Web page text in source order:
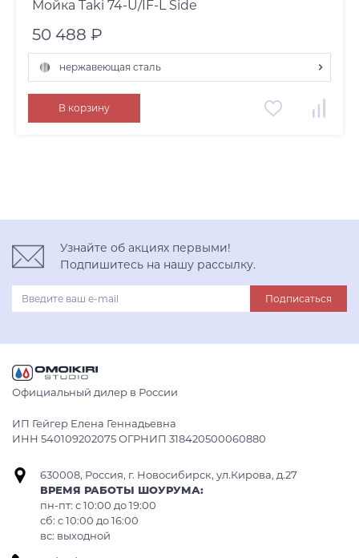
Мойка Taki 74-U/IF-L Side
50 488 ₽
нержавеющая сталь
графит
нержавеющая сталь
В корзину
Узнайте об акциях первыми!
Подпишитесь на нашу рассылку.
Подписаться
Официальный дилер в России
ИП Гейгер Елена Геннадьевна
ИНН 540109202075 ОГРНИП 318420500060880
630008, Россия, г. Новосибирск, ул.Кирова, д.27
ВРЕМЯ РАБОТЫ ШОУРУМА:
пн-пт: с 10:00 до 19:00
сб: c 10:00 до 16:00
вс: выходной